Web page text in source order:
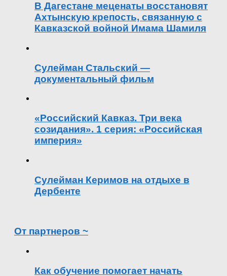
В Дагестане меценаты восстановят
Ахтынскую крепость, связанную с
Кавказской войной Имама Шамиля
Сулейман Стальский —
документальный фильм
«Российский Кавказ. Три века
созидания». 1 серия: «Российская
империя»
Сулейман Керимов на отдыхе в
Дербенте
От партнеров ~
Как обучение помогает начать